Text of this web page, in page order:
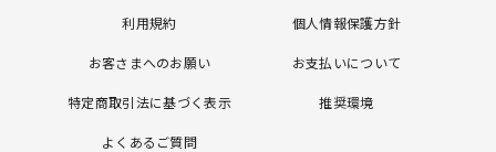
利用規約 個人情報保護方針
お客さまへのお願い お支払いについて
特定商取引法に基づく表示 推奨環境
よくあるご質問